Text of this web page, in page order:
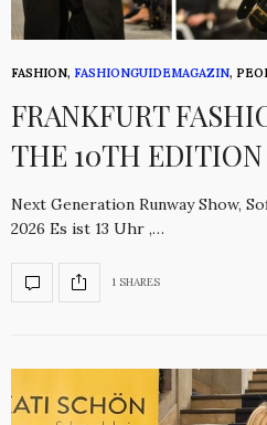
FASHION, FASHIONGUIDEMAGAZIN,
FRANKFURT
THE 10TH EDITION
Next Generation Runway Show,
2026 Es ist 13 Uhr ,…
1 SHARES